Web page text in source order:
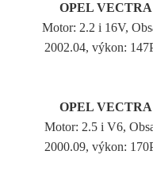
OPEL VECTRA
Motor: 2.2 i 16V,
2002.04, výkon:
OPEL VECTRA
Motor: 2.5 i V6,
2000.09, výkon: